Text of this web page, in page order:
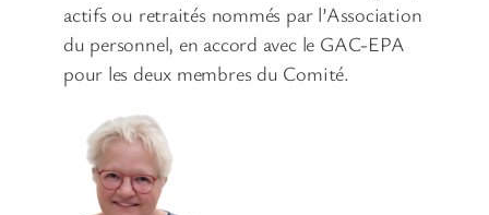
actifs ou retraités nommés par l’Association
du personnel, en accord avec le GAC-EPA
pour les deux membres du Comité.